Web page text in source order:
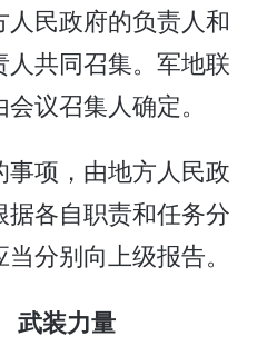
民政府的负责人和
共同召集。军地联
议召集人确定。
项，由地方人民政
各自职责和任务分
分别向上级报告。
武装力量